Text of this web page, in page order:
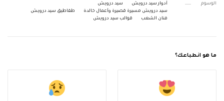
الوسوم أدوار سيد درويش
سيد درويش
سيد درويش مسيرة قصيرة وأعمال خالدة
طقاطيق سيد درويش
فنان الشعب
قوالب سيد درويش
ما هو انطباعك؟